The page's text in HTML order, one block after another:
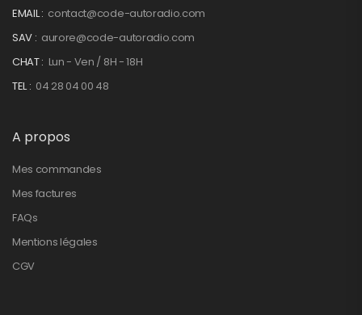
EMAIL : contact@code-autoradio.com
SAV : aurore@code-autoradio.com
CHAT : Lun - Ven / 8H - 18H
TEL : 04 28 04 00 48
A propos
Mes commandes
Mes factures
FAQs
Mentions légales
CGV